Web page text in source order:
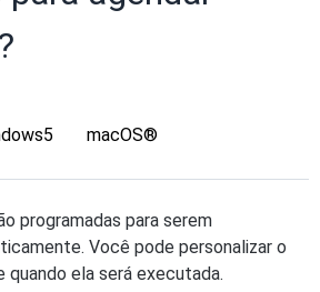
macOS®
programadas para serem
Você pode personalizar o
ela será executada.